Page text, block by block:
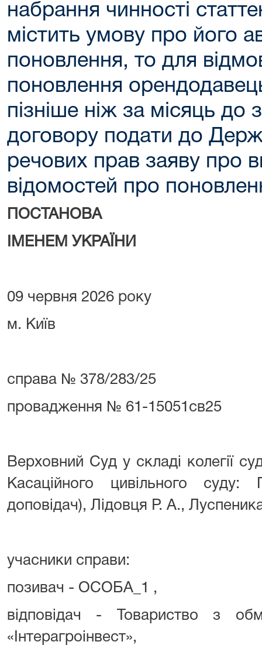
набрання чинності
містить умову про його
поновлення, то для
поновлення
пізніше ніж за місяць до
договору подати до
речових прав заяву про
відомостей про
ПОСТАНОВА
ІМЕНЕМ УКРАЇНИ
09 червня 2026 року
м. Київ
справа № 378/283/25
провадження № 61-15051св25
Верховний Суд у складі колегії
Касаційного цивільного
доповідач), Лідовця Р. А.,
учасники справи:
позивач - ОСОБА_1 ,
відповідач - Товариство з
«Інтерагроінвест»,